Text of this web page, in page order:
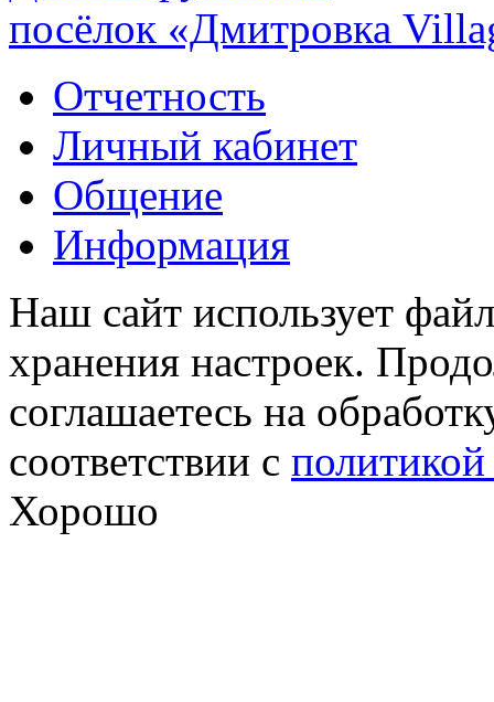
посёлок «Дмитровка
Отчетность
Личный кабинет
Общение
Информация
Наш сайт использует
хранения настроек.
соглашаетесь на
соответствии с
Хорошо